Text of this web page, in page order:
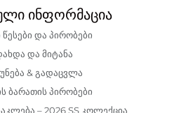
ინფორმაცია
და პირობები
და მიტანა
& გადაცვლა
ბარათის პირობები
– 2026 SS კოლექცია